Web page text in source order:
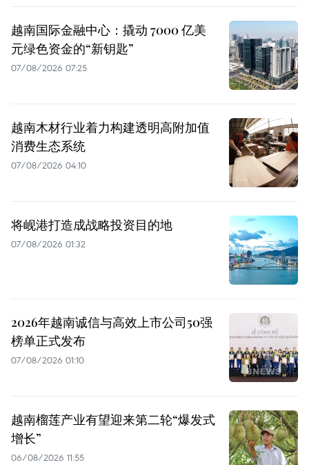
越南国际金融中心：撬动 7000 亿美
元绿色资金的“新钥匙”
07/08/2026 07:25
越南木材行业着力构建透明高附加值
消费生态系统
07/08/2026 04:10
将岘港打造成战略投资目的地
07/08/2026 01:32
2026年越南诚信与高效上市公司50强
榜单正式发布
07/08/2026 01:10
越南榴莲产业有望迎来第二轮“爆发式
增长”
06/08/2026 11:55